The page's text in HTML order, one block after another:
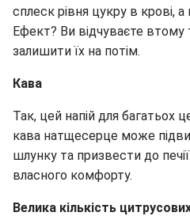
сплеск рівня цукру в крові, а
Ефект? Ви відчуваєте втому
залишити їх на потім.
Кава
Так, цей напій для багатьох
кава натщесерце може
шлунку та призвести до
власного комфорту.
Велика кількість